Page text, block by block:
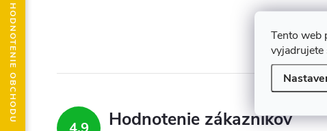
Tento web
Hodnotenie zákazníkov
HODNOTENIE OBCHODU